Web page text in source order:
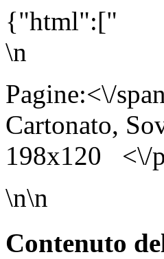
{"html":["
\n
Pagine:<\/
Cartonato,
198x120 <\/
\n\n
Contenuto